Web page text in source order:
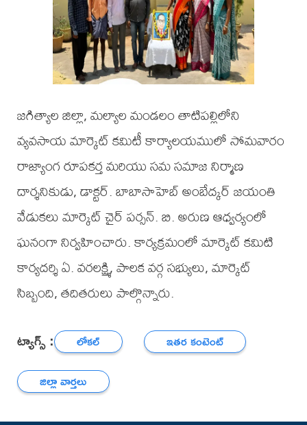
జగిత్యాల జిల్లా, మల్యాల మండలం తాటిపల్లిలోని
వ్యవసాయ మార్కెట్ కమిటీ కార్యాలయములో సోమవారం
రాజ్యాంగ రూపకర్త మరియు సమ సమాజ నిర్మాణ
దార్శనికుడు, డాక్టర్. బాబాసాహెబ్ అంబేద్కర్ జయంతి
వేడుకలు మార్కెట్ చైర్ పర్సన్. బి. అరుణ ఆధ్వర్యంలో
ఘనంగా నిర్వహించారు. కార్యక్రమంలో మార్కెట్ కమిటి
కార్యదర్శి ఏ. వరలక్ష్మి, పాలక వర్గ సభ్యులు, మార్కెట్
సిబ్బంది, తదితరులు పాల్గొన్నారు.
ట్యాగ్స్ : లోకల్
ఇతర కంటెంట్
జిల్లా వార్తలు